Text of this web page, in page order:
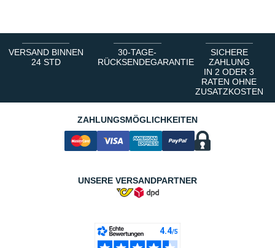
VERSAND BINNEN
24 STD
30-TAGE-
RÜCKSENDEGARANTIE
SICHERE
ZAHLUNG
IN 2 ODER 3
RATEN OHNE
ZUSATZKOSTEN
ZAHLUNGSMÖGLICHKEITEN
UNSERE VERSANDPARTNER